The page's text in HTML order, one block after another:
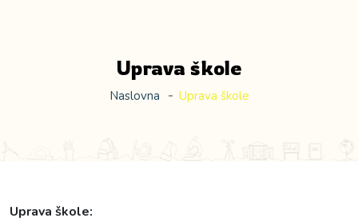
Uprava škole
Naslovna Uprava škole
Uprava škole: